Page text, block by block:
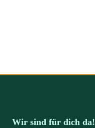
Wir sind für dich da!